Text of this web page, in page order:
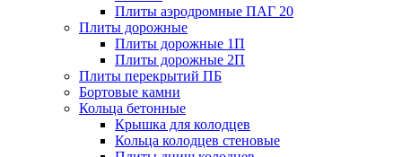
Плиты аэродромные ПАГ 20
Плиты дорожные
Плиты дорожные 1П
Плиты дорожные 2П
Плиты перекрытий ПБ
Бортовые камни
Кольца бетонные
Крышка для колодцев
Кольца колодцев стеновые